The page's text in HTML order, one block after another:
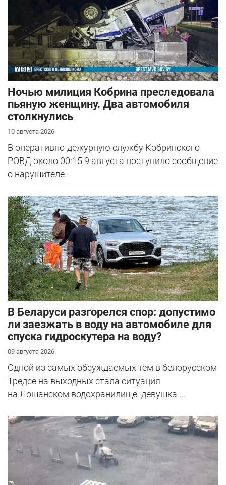
Ночью милиция Кобрина преследовала
пьяную женщину. Два автомобиля
столкнулись
10 августа 2026
В оперативно-дежурную службу Кобринского
РОВД около 00:15 9 августа поступило сообщение
о нарушителе.
В Беларуси разгорелся спор: допустимо
ли заезжать в воду на автомобиле для
спуска гидроскутера на воду?
09 августа 2026
Одной из самых обсуждаемых тем в белорусском
Тредсе на выходных стала ситуация
на Лошанском водохранилище: девушка ...